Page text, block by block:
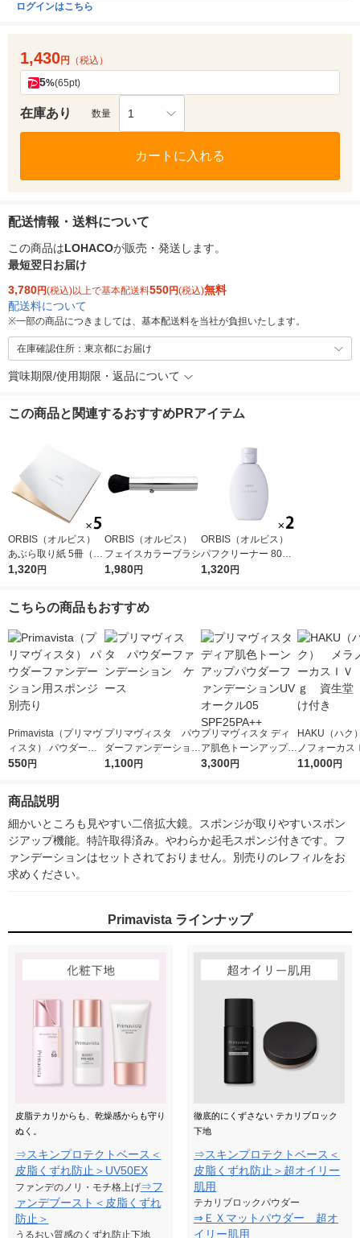
ログインはこちら
1,430円 （税込）
5%(65pt)
在庫あり 数量 1
カートに入れる
配送情報・送料について
この商品はLOHACOが販売・発送します。
最短翌日お届け
3,780円(税込)以上で基本配送料550円(税込)無料
配送料について
※一部の商品につきましては、基本配送料を当社が負担いたします。
在庫確認住所：東京都にお届け
賞味期限/使用期限・返品について
この商品と関連するおすすめPRアイテム
ORBIS（オルビス）
あぶら取り紙 5冊（30
枚×5冊）
1,320円
ORBIS（オルビス）
フェイスカラーブラシ
1,980円
ORBIS（オルビス）
パフクリーナー 80mL
×2個
1,320円
こちらの商品もおすすめ
Primavista（プリマヴ
ィスタ） パウダーフ
ァンデーション用スポ
550円
プリマヴィスタ パウ
ダーファンデーショ
ン ケース
1,100円
プリマヴィスタ ディ
ア肌色トーンアップパ
ウダーファンデーショ
3,300円
HAKU（ハ
ノフォーカ
5ｇ 資生堂
11,000円
商品説明
細かいところも見やすい二倍拡大鏡。スポンジが取りやすいスポン
ジアップ機能。特許取得済み。やわらか起毛スポンジ付きです。フ
ァンデーションはセットされておりません。別売りのレフィルをお
求めください。
Primavista ラインナップ
皮脂テカリからも、乾燥感からも守り
ぬく。
⇒スキンプロテクトベース＜
皮脂くずれ防止＞UV50EX
ファンデのノリ・モチ格上げ⇒フ
ァンデブースト＜皮脂くずれ
防止＞
うるおい質感のくずれ防止下地
徹底的にくずさない テカリブロック
下地
⇒スキンプロテクトベース＜
皮脂くずれ防止＞超オイリー
肌用
テカリブロックパウダー
⇒ＥＸマットパウダー 超オ
イリー肌用